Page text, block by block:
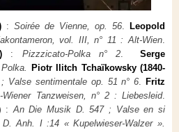
: Soirée de Vienne, op. 56
Leopold
vol. III, n° 11 : Alt-Wien
: Pizzzicato-Polka n° 2. Serge
Polka.
Piotr Ilitch Tchaïkowsky (1840-
Valse sentimentale op. 51 n° 6 .Fritz
Tanzweisen, n° 2 : Liebesleid.
: An Die Musik D. 547 ; Valse en si
D. Anh. I :14 « Kupelwieser-Walzer ».